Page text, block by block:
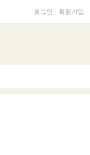
로그인 회원가입